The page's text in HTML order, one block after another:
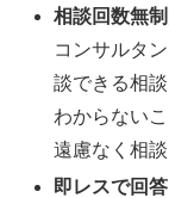
相談回数無
コンサルタ
談できる相
わからない
遠慮なく相談
即レスで回答